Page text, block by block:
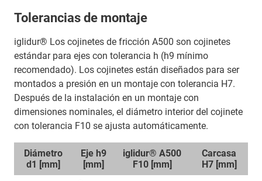
Tolerancias de montaje
iglidur® Los cojinetes de fricción A500 son cojinetes
estándar para ejes con tolerancia h (h9 mínimo
recomendado). Los cojinetes están diseñados para ser
montados a presión en un montaje con tolerancia H7.
Después de la instalación en un montaje con
dimensiones nominales, el diámetro interior del cojinete
con tolerancia F10 se ajusta automáticamente.
Diámetro
d1 [mm]
Eje h9
[mm]
iglidur® A500
F10 [mm]
Carcasa
H7 [mm]